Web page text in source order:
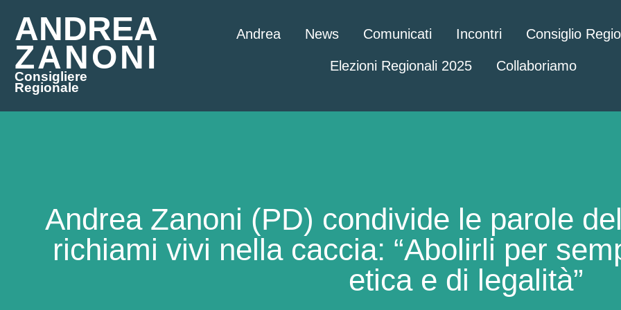
ANDREA
ZANONI
Consigliere
Regionale
Andrea News Comunicati Incontri Consiglio
Elezioni Regionali 2025 Collaboriamo
Andrea Zanoni (PD) condivide le parole
richiami vivi nella caccia: “Abolirli per
etica e di legalità”